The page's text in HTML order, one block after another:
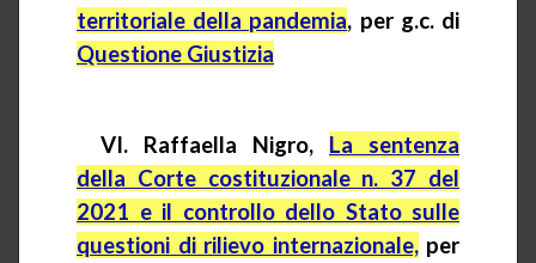
territoriale della pandemia, per g.c. di
Questione Giustizia
VI. Raffaella Nigro, La sentenza
della Corte costituzionale n. 37 del
2021 e il controllo dello Stato sulle
questioni di rilievo internazionale,per